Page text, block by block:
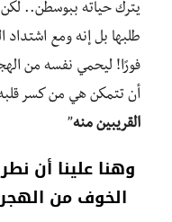
يترك حياته ببوسطن..
طلبها بل إنه ومع اشتداد
فورًا! ليحمي نفسه من
أن تتمكن هي من كسر
القريبين منه”
وهنا علينا أن
الخوف من